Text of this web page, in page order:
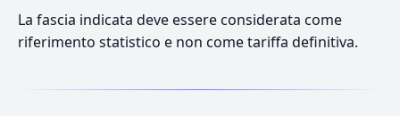
La fascia indicata deve essere considerata come
riferimento statistico e non come tariffa definitiva.